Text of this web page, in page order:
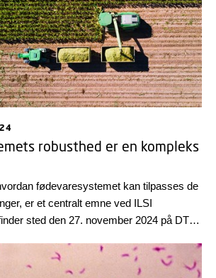
robusthed er en kompleks
fødevaresystemet kan tilpasses de
er et centralt emne ved ILSI
sted den 27. november 2024 på DTU
Monteiro Pires fra DTU Fødevareinstituttet
om fødevaresystemets robusthed